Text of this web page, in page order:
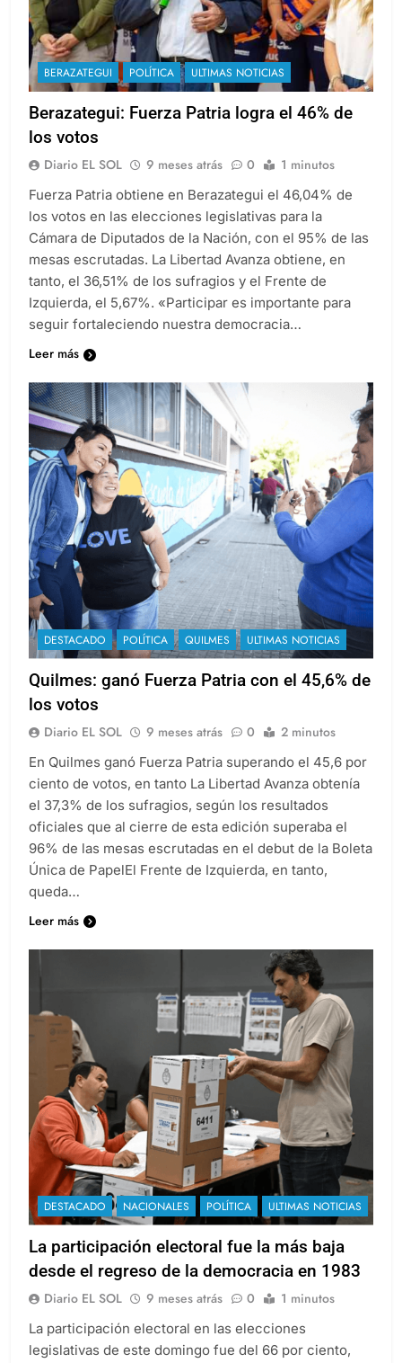
BERAZATEGUI POLÍTICA ULTIMAS NOTICIAS
Berazategui: Fuerza Patria logra el 46% de
los votos
Diario EL SOL 9 meses atrás 0 1 minutos
Fuerza Patria obtiene en Berazategui el 46,04% de
los votos en las elecciones legislativas para la
Cámara de Diputados de la Nación, con el 95% de las
mesas escrutadas. La Libertad Avanza obtiene, en
tanto, el 36,51% de los sufragios y el Frente de
Izquierda, el 5,67%. «Participar es importante para
seguir fortaleciendo nuestra democracia…
Leer más
DESTACADO POLÍTICA QUILMES ULTIMAS NOTICIAS
Quilmes: ganó Fuerza Patria con el 45,6% de
los votos
Diario EL SOL 9 meses atrás 0 2 minutos
En Quilmes ganó Fuerza Patria superando el 45,6 por
ciento de votos, en tanto La Libertad Avanza obtenía
el 37,3% de los sufragios, según los resultados
oficiales que al cierre de esta edición superaba el
96% de las mesas escrutadas en el debut de la Boleta
Única de PapelEl Frente de Izquierda, en tanto,
queda…
Leer más
DESTACADO NACIONALES POLÍTICA ULTIMAS NOTICIAS
La participación electoral fue la más baja
desde el regreso de la democracia en 1983
Diario EL SOL 9 meses atrás 0 1 minutos
La participación electoral en las elecciones
legislativas de este domingo fue del 66 por ciento,